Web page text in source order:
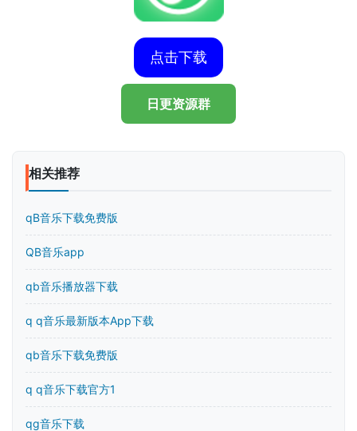
点击下载
日更资源群
相关推荐
qB音乐下载免费版
QB音乐app
qb音乐播放器下载
q q音乐最新版本App下载
qb音乐下载免费版
q q音乐下载官方1
qg音乐下载